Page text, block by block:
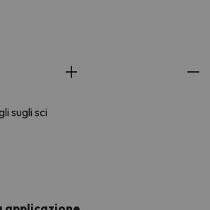
sugli sci